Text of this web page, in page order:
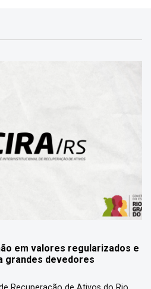
em valores regularizados e
grandes devedores